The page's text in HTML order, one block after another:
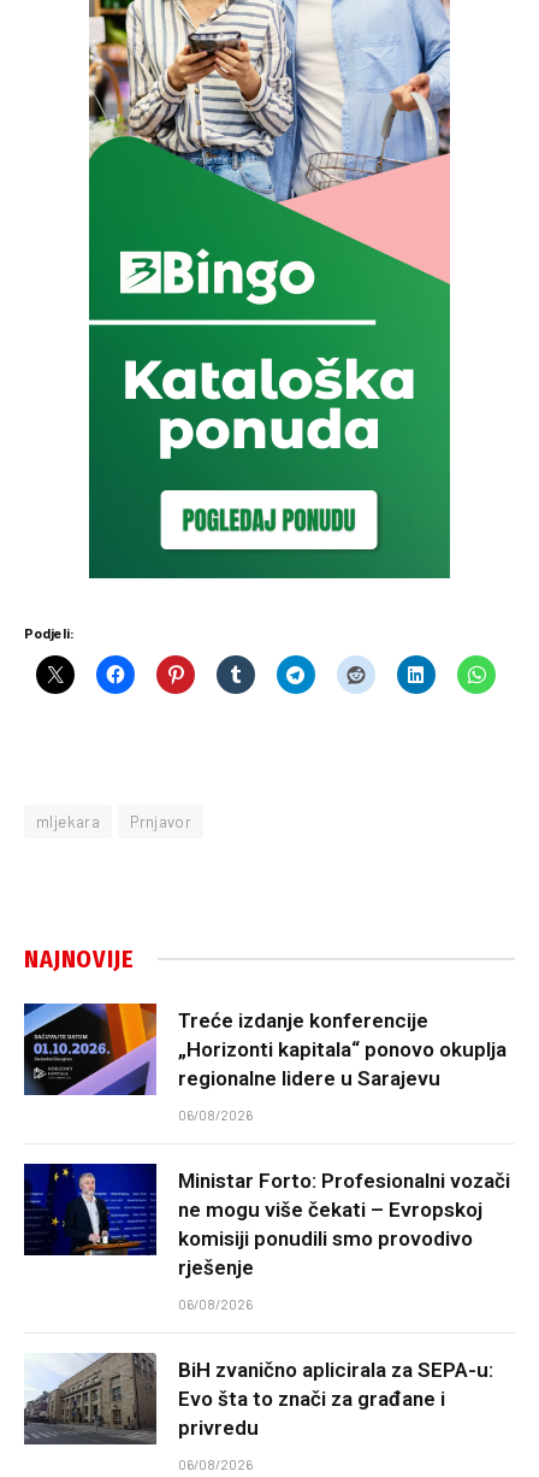
Podjeli:
mljekara Prnjavor
NAJNOVIJE
Treće izdanje konferencije
„Horizonti kapitala“ ponovo okuplja
regionalne lidere u Sarajevu
06/08/2026
Ministar Forto: Profesionalni vozači
ne mogu više čekati – Evropskoj
komisiji ponudili smo provodivo
rješenje
06/08/2026
BiH zvanično aplicirala za SEPA-u:
Evo šta to znači za građane i
privredu
06/08/2026